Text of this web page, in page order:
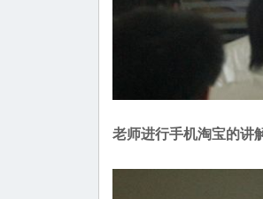
老师进行手机淘宝的讲